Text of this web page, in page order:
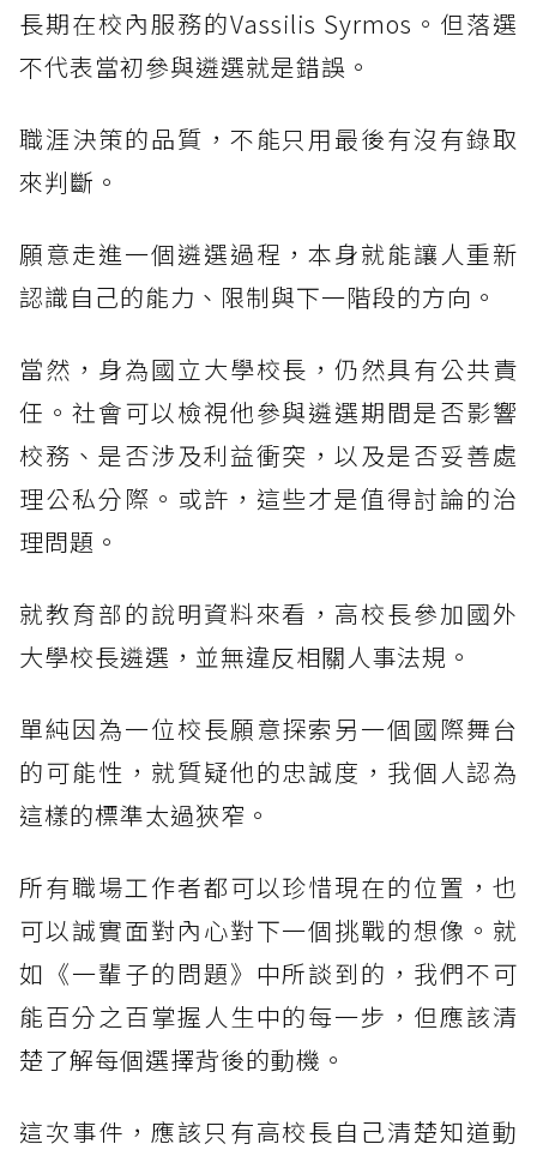
長期在校內服務的Vassilis Syrmos。但落選
不代表當初參與遴選就是錯誤。
職涯決策的品質，不能只用最後有沒有錄取
來判斷。
願意走進一個遴選過程，本身就能讓人重新
認識自己的能力、限制與下一階段的方向。
當然，身為國立大學校長，仍然具有公共責
任。社會可以檢視他參與遴選期間是否影響
校務、是否涉及利益衝突，以及是否妥善處
理公私分際。或許，這些才是值得討論的治
理問題。
就教育部的說明資料來看，高校長參加國外
大學校長遴選，並無違反相關人事法規。
單純因為一位校長願意探索另一個國際舞台
的可能性，就質疑他的忠誠度，我個人認為
這樣的標準太過狹窄。
所有職場工作者都可以珍惜現在的位置，也
可以誠實面對內心對下一個挑戰的想像。就
如《一輩子的問題》中所談到的，我們不可
能百分之百掌握人生中的每一步，但應該清
楚了解每個選擇背後的動機。
這次事件，應該只有高校長自己清楚知道動